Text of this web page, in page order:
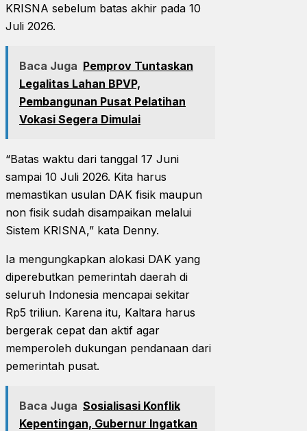
KRISNA sebelum batas akhir pada 10
Juli 2026.
Baca Juga Pemprov Tuntaskan
Legalitas Lahan BPVP,
Pembangunan Pusat Pelatihan
Vokasi Segera Dimulai
“Batas waktu dari tanggal 17 Juni
sampai 10 Juli 2026. Kita harus
memastikan usulan DAK fisik maupun
non fisik sudah disampaikan melalui
Sistem KRISNA,” kata Denny.
Ia mengungkapkan alokasi DAK yang
diperebutkan pemerintah daerah di
seluruh Indonesia mencapai sekitar
Rp5 triliun. Karena itu, Kaltara harus
bergerak cepat dan aktif agar
memperoleh dukungan pendanaan dari
pemerintah pusat.
Baca Juga Sosialisasi Konflik
Kepentingan, Gubernur Ingatkan